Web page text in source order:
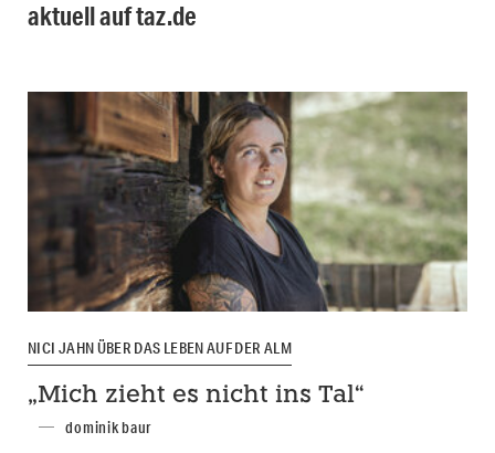
aktuell auf taz.de
NICI JAHN ÜBER DAS LEBEN AUF DER ALM
„Mich zieht es nicht ins Tal“
dominik baur